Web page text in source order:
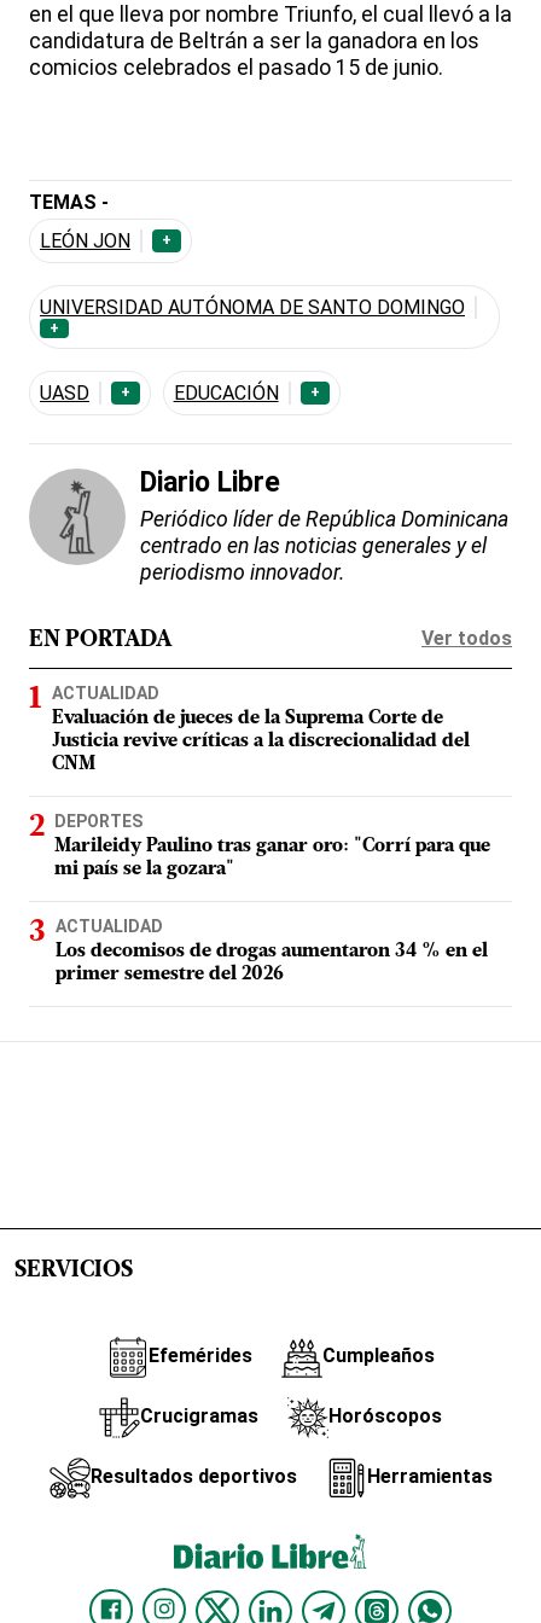
en el que lleva por nombre Triunfo, el cual llevó a la
candidatura de Beltrán a ser la ganadora en los
comicios celebrados el pasado 15 de junio.
TEMAS -
LEÓN JON
+
UNIVERSIDAD AUTÓNOMA DE SANTO DOMINGO
+
UASD + EDUCACIÓN +
Diario Libre
Periódico líder de República Dominicana
centrado en las noticias generales y el
periodismo innovador.
EN PORTADA Ver todos
ACTUALIDAD
Evaluación de jueces de la Suprema Corte de
Justicia revive críticas a la discrecionalidad del
CNM
DEPORTES
Marileidy Paulino tras ganar oro: "Corrí para que
mi país se la gozara"
ACTUALIDAD
Los decomisos de drogas aumentaron 34 % en el
primer semestre del 2026
SERVICIOS
Efemérides Cumpleaños
Crucigramas Horóscopos
Resultados deportivos Herramientas